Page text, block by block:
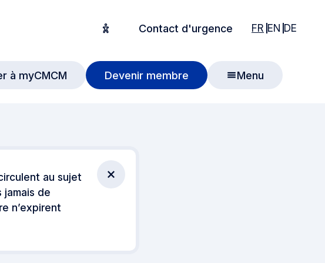
Options d'accessibilité
Contact d'urgence FR English
EN English
DE
de recherche
à myCMCM Devenir membre Menu
au sujet
jamais de
n’expirent
Fermer la notification